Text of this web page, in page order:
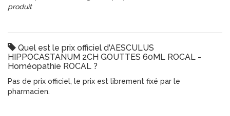
produit
Quel est le prix officiel d'AESCULUS
HIPPOCASTANUM 2CH GOUTTES 60ML ROCAL -
Homéopathie ROCAL ?
Pas de prix officiel, le prix est librement fixé par le
pharmacien.